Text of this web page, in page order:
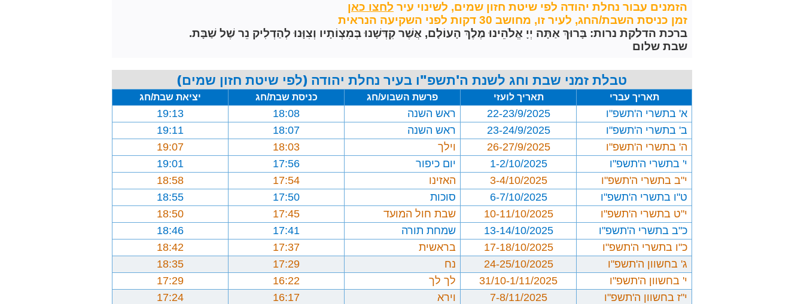
הזמנים עבור נחלת יהודה לפי שיטת חזון שמים, לשינוי עיר
זמן כניסת השבת/החג, לעיר זו, מחושב 30 דקות לפני השקיעה הנראית
ברכת הדלקת נרות: בָּרוּךְ אַתָּה יְיָ אֱלֹהֵינוּ מֶלֶךְ הָעוֹלָם, אֲשֶׁר קִדְּשָׁנוּ בְּמִצְוֹתָיו וְצִוָּנוּ לְהַדְלִיק נֵר שֶׁל שַׁבָּת.
שבת שלום
טבלת זמני שבת וחג לשנת ה'תשפ"ו בעיר נחלת יהודה (לפי שיטת חזון שמים)
תאריך עברי תאריך לועזי פרשת השבוע/חג כניסת שבת/חג יציאת שבת/חג
א' בתשרי ה'תשפ"ו 22-23/9/2025 ראש השנה 18:08
19:13
ב' בתשרי ה'תשפ"ו
23-24/9/2025 ראש השנה 18:07
19:11
ה' בתשרי ה'תשפ"ו
26-27/9/2025 וילך 18:03
19:07
י' בתשרי ה'תשפ"ו
1-2/10/2025 יום כיפור 17:56
19:01
י"ב בתשרי ה'תשפ"ו
3-4/10/2025 האזינו 17:54
18:58
ט"ו בתשרי ה'תשפ"ו
6-7/10/2025 סוכות 17:50
18:55
י"ט בתשרי ה'תשפ"ו
10-11/10/2025 שבת חול המועד 17:45
18:50
כ"ב בתשרי ה'תשפ"ו
13-14/10/2025 שמחת תורה 17:41
18:46
כ"ו בתשרי ה'תשפ"ו
17-18/10/2025 בראשית 17:37
18:42
ג' בחשוון ה'תשפ"ו
24-25/10/2025 נח 17:29
18:35
י' בחשוון ה'תשפ"ו
31/10-1/11/2025 לך לך 16:22
17:29
י"ז בחשוון ה'תשפ"ו
7-8/11/2025 וירא 16:17
17:24